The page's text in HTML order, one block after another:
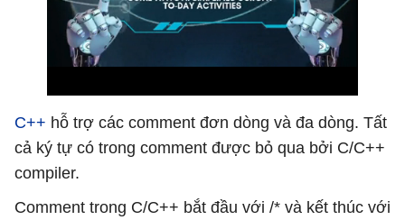
C++ hỗ trợ các comment đơn dòng và đa dòng. Tất
cả ký tự có trong comment được bỏ qua bởi C/C++
compiler.
Comment trong C/C++ bắt đầu với /* và kết thúc với